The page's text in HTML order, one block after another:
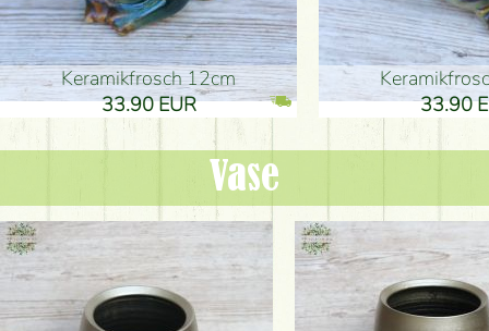
Keramikfrosch 12cm
33.90 EUR
33.90
Vase